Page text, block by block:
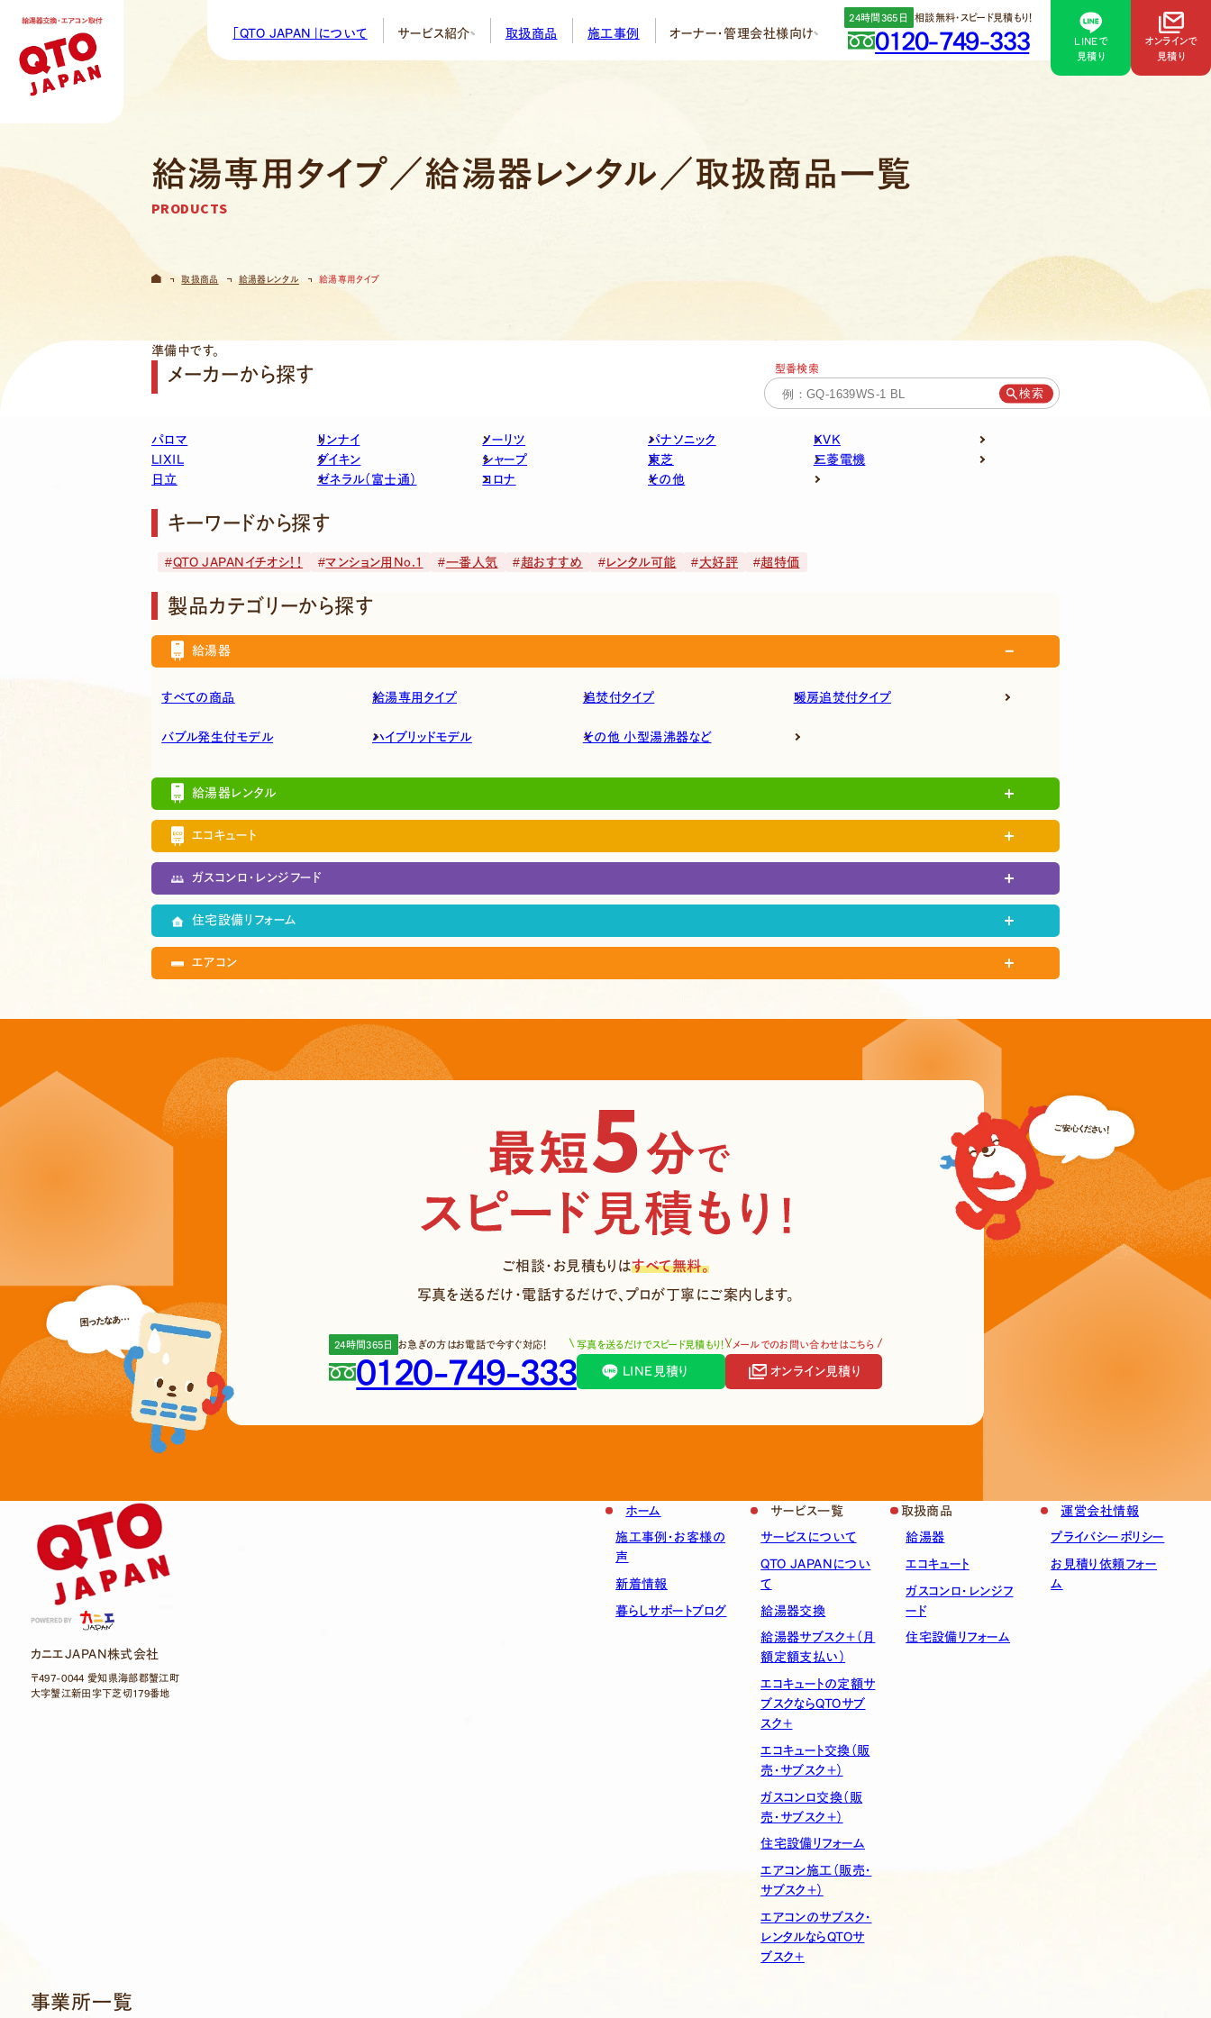
「QTO JAPAN」について サービス紹介
エコキュート交換
取扱商品 施工事例 オーナー・管理会社様向け
オーナー・管理会社様の業務負担を大幅に軽減します。
24時間365日 相談無料・スピード見積もり！
0120-749-333
LINEで
見積り
オンラインで
見積り
給湯専用タイプ／給湯器レンタル／取扱商品一覧
PRODUCTS
取扱商品 給湯器レンタル 給湯専用タイプ
準備中です。
メーカーから探す 型番検索
検索
パロマ リンナイ ノーリツ パナソニック
KVK
LIXIL
ダイキン シャープ 東芝
三菱電機
日立
ゼネラル（富士通） コロナ その他
キーワードから探す
QTO JAPANイチオシ！！ マンション用No.1 一番人気 超おすすめ レンタル可能 大好評 超特価
製品カテゴリーから探す
給湯器
すべての商品 給湯専用タイプ 追焚付タイプ 暖房追焚付タイプ
バブル発生付モデル ハイブリッドモデル その他 小型湯沸器など
給湯器レンタル
すべての商品
バブル発生付モデル
エコキュート
すべての商品
寒冷地モデル
ガスコンロ・レンジフード
すべての商品
ベーシックタイプ(手動グリル)
住宅設備リフォーム
すべての商品
エアコン
ご相談・お見積もりはすべて無料。
写真を送るだけ・電話するだけで、 プロが丁寧にご案内します。
24時間365日 お急ぎの方はお電話で今すぐ対応！
0120-749-333
写真を送るだけでスピード見積もり！
LINE見積り
メールでのお問い合わせはこちら
オンライン見積り
カニエJAPAN株式会社
〒497-0044 愛知県海部郡蟹江町
大字蟹江新田字下芝切179番地
ホーム
施工事例・お客様の
声
新着情報
暮らしサポートブログ
サービス一覧
サービスについて
QTO JAPANについ
て
給湯器交換
給湯器サブスク＋（月
額定額支払い）
エコキュートの定額サ
ブスクならQTOサブ
スク＋
エコキュート交換（販
売・サブスク＋）
ガスコンロ交換（販
売・サブスク＋）
住宅設備リフォーム
エアコン施工（販売・
サブスク＋）
エアコンのサブスク・
レンタルならQTOサ
ブスク＋
取扱商品
給湯器
エコキュート
ガスコンロ・レンジフ
ード
住宅設備リフォーム
運営会社情報
プライバシーポリシー
お見積り依頼フォー
ム
事業所一覧